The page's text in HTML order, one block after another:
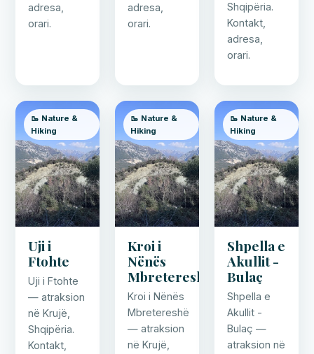
adresa,
orari.
adresa,
orari.
Shqipëria.
Kontakt,
adresa,
orari.
🥾 Nature &
Hiking
Uji i
Ftohte
Uji i Ftohte
— atraksion
në Krujë,
Shqipëria.
Kontakt,
🥾 Nature &
Hiking
Kroi i
Nënës
Mbretereshë
Kroi i Nënës
Mbretereshë
— atraksion
në Krujë,
🥾 Nature &
Hiking
Shpella e
Akullit -
Bulaç
Shpella e
Akullit -
Bulaç —
atraksion në